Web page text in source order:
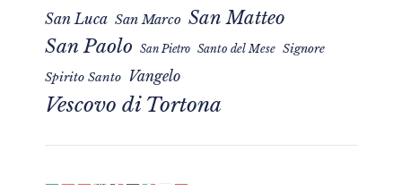
San Luca San Marco San Matteo
San Paolo San Pietro Santo del Mese Signore
Spirito Santo Vangelo
Vescovo di Tortona